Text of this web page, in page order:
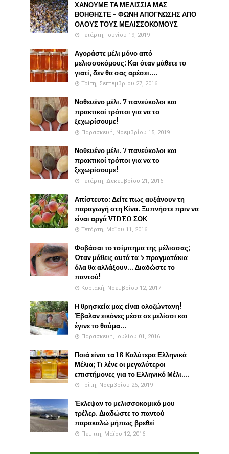
ΧΑΝΟΥΜΕ ΤΑ ΜΕΛΙΣΣΙΑ ΜΑΣ
ΒΟΗΘΗΣΤΕ - ΦΩΝΗ ΑΠΟΓΝΩΣΗΣ ΑΠΟ
ΟΛΟΥΣ ΤΟΥΣ ΜΕΛΙΣΣΟΚΟΜΟΥΣ
Τετάρτη, Ιουνίου 19, 2019
Αγοράστε μέλι μόνο από
μελισσοκόμους: Και όταν μάθετε το
γιατί, δεν θα σας αρέσει....
Τρίτη, Σεπτεμβρίου 27, 2016
Νοθευένο μέλι. 7 πανεύκολοι και
πρακτικοί τρόποι για να το
ξεχωρίσουμε!
Παρασκευή, Νοεμβρίου 15, 2019
Νοθευένο μέλι. 7 πανεύκολοι και
πρακτικοί τρόποι για να το
ξεχωρίσουμε!
Τετάρτη, Δεκεμβρίου 21, 2016
Απίστευτο: Δείτε πως αυξάνουν τη
παραγωγή στη Κίνα. Ξυπνήστε πριν να
είναι αργά VIDEO ΣΟΚ
Τετάρτη, Μαΐου 11, 2016
Φοβάσαι το τσίμπημα της μέλισσας;
Όταν μάθεις αυτά τα 5 πραγματάκια
όλα θα αλλάξουν... Διαδώστε το
παντού!
Κυριακή, Νοεμβρίου 12, 2017
Η θρησκεία μας είναι ολοζώντανη!
Έβαλαν εικόνες μέσα σε μελίσσι και
έγινε το θαύμα...
Παρασκευή, Ιουλίου 01, 2016
Ποιά είναι τα 18 Καλύτερα Ελληνικά
Μέλια; Τι λένε οι μεγαλύτεροι
επιστήμονες για το Ελληνικό Μέλι....
Τρίτη, Νοεμβρίου 26, 2019
Έκλεψαν το μελισσοκομικό μου
τρέλερ. Διαδώστε το παντού
παρακαλώ μήπως βρεθεί
Πέμπτη, Μαΐου 12, 2016